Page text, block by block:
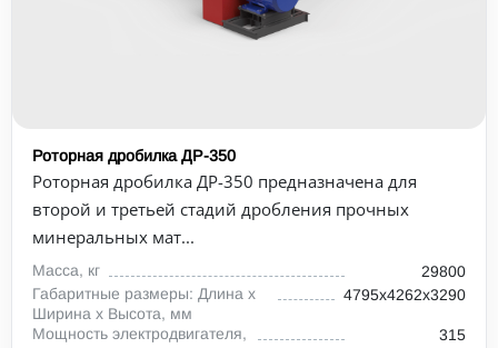
Роторная дробилка ДР-350
Роторная дробилка ДР-350 предназначена для
второй и третьей стадий дробления прочных
минеральных мат...
Масса, кг
29800
Габаритные размеры: Длина х
Ширина х Высота, мм
4795х4262х3290
Мощность электродвигателя,
315